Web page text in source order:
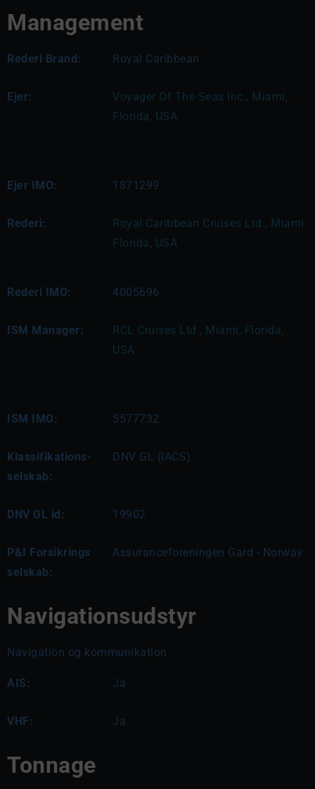
Management
Rederi Brand: Royal Caribbean
Ejer:
Voyager Of The Seas Inc., Miami,
Florida, USA
Ejer IMO: 1871299
Rederi:
Royal Caribbean Cruises Ltd., Miami
Florida, USA
Rederi IMO: 4005696
ISM Manager:
RCL Cruises Ltd., Miami, Florida,
USA
ISM IMO: 5577732
Klassifikations-
selskab:
DNV GL (IACS)
DNV GL id: 19902
P&I Forsikrings
selskab:
Assuranceforeningen Gard - Norway
Navigationsudstyr
Navigation og kommunikation
AIS: Ja
VHF: Ja
Tonnage